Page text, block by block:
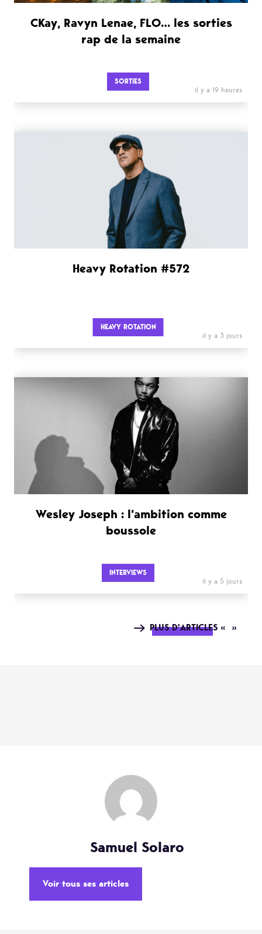
CKay, Ravyn Lenae, FLO… les sorties
rap de la semaine
SORTIES
il y a 19 heures
Heavy Rotation #572
HEAVY ROTATION
il y a 3 jours
Wesley Joseph : l’ambition comme
boussole
INTERVIEWS
il y a 5 jours
PLUS D'ARTICLES « »
Samuel Solaro
Voir tous ses articles